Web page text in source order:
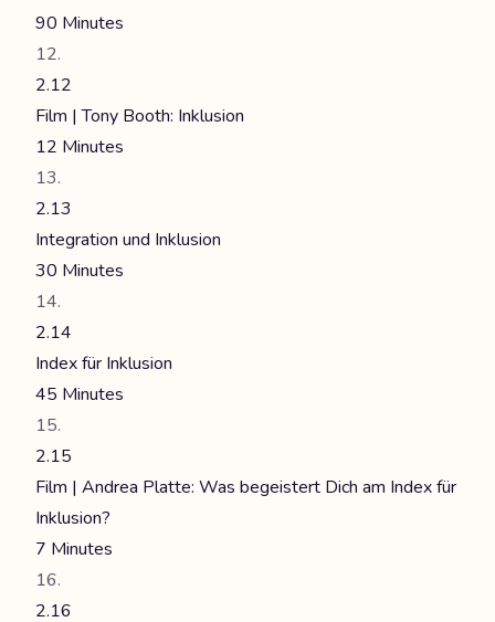
90 Minutes
2.12
Film | Tony Booth: Inklusion
12 Minutes
2.13
Integration und Inklusion
30 Minutes
2.14
Index für Inklusion
45 Minutes
2.15
Film | Andrea Platte: Was begeistert Dich am Index für
Inklusion?
7 Minutes
2.16